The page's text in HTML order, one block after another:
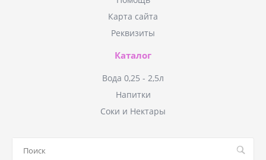
Карта сайта
Реквизиты
Каталог
Вода 0,25 - 2,5л
Напитки
Соки и Нектары